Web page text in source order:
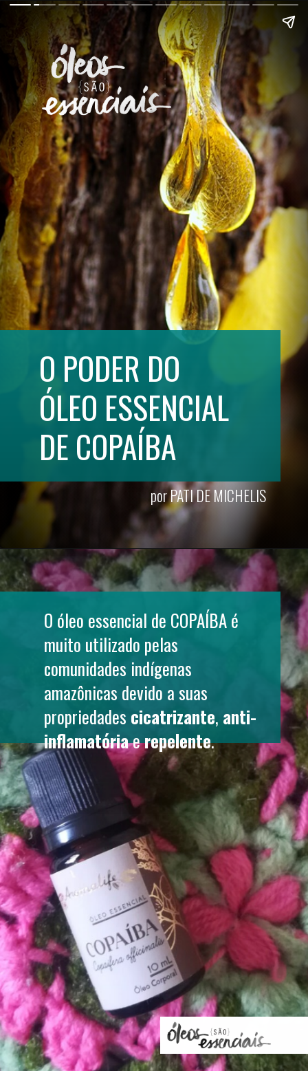
O PODER DO
ÓLEO ESSENCIAL
DE COPAÍBA
por PATI DE MICHELIS
O óleo essencial de COPAÍBA é
muito utilizado pelas
comunidades indígenas
amazônicas devido a suas
propriedades cicatrizante, anti-
inflamatória e repelente.